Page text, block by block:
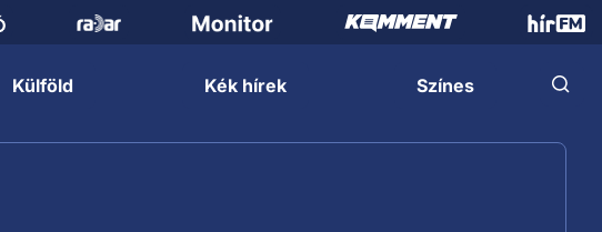
Külföld Kék hírek Színes